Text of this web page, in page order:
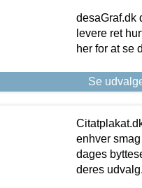
desaGraf.dk
levere ret
her for at se
Se
enhver
dages
deres udvalg.